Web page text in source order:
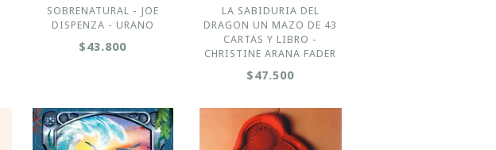
SOBRENATURAL - JOE
DISPENZA - URANO
$43.800
LA SABIDURIA DEL
DRAGON UN MAZO DE 43
CARTAS Y LIBRO -
CHRISTINE ARANA FADER
$47.500